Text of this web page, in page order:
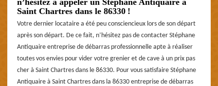
Saint Chartres dans le 86330 !
Votre dernier locataire a été peu consciencieux lors de son départ
après son départ. De ce fait, n’hésitez pas de contacter Stéphane
Antiquaire entreprise de débarras professionnelle apte à réaliser
toutes vos envies pour vider votre grenier et de cave à un prix pas
cher à Saint Chartres dans le 86330. Pour vous satisfaire Stéphane
Antiquaire à Saint Chartres dans la 86330 entreprise de débarras